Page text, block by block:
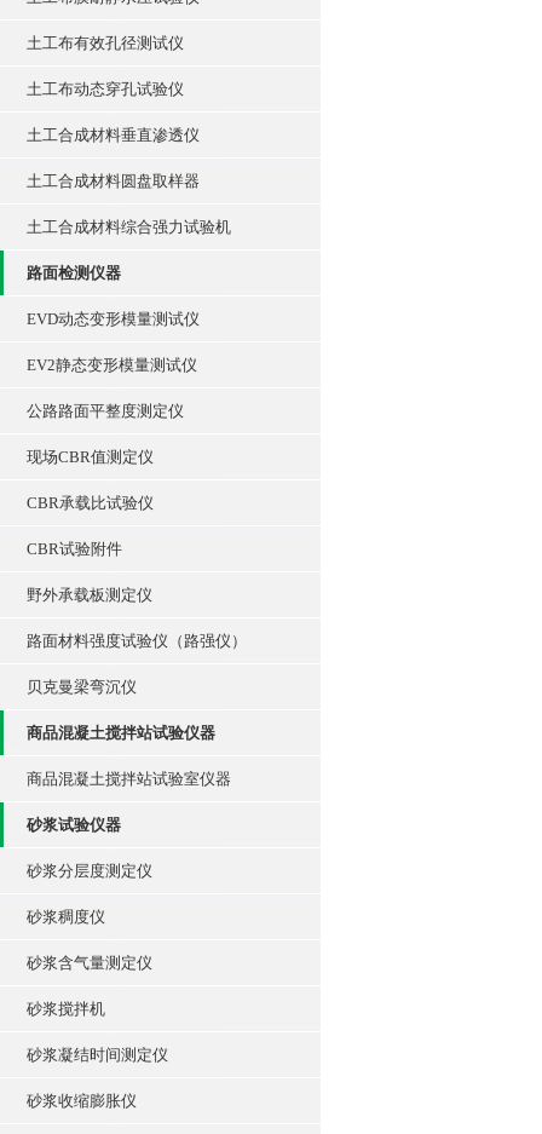
土工布有效孔径测试仪
土工布动态穿孔试验仪
土工合成材料垂直渗透仪
土工合成材料圆盘取样器
土工合成材料综合强力试验机
路面检测仪器
EVD动态变形模量测试仪
EV2静态变形模量测试仪
公路路面平整度测定仪
现场CBR值测定仪
CBR承载比试验仪
CBR试验附件
野外承载板测定仪
路面材料强度试验仪（路强仪）
贝克曼梁弯沉仪
商品混凝土搅拌站试验仪器
商品混凝土搅拌站试验室仪器
砂浆试验仪器
砂浆分层度测定仪
砂浆稠度仪
砂浆含气量测定仪
砂浆搅拌机
砂浆凝结时间测定仪
砂浆收缩膨胀仪